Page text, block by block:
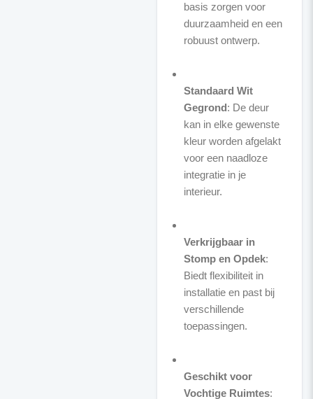
basis zorgen voor
duurzaamheid en een
robuust ontwerp.
Standaard Wit
Gegrond: De deur
kan in elke gewenste
kleur worden afgelakt
voor een naadloze
integratie in je
interieur.
Verkrijgbaar in
Stomp en Opdek:
Biedt flexibiliteit in
installatie en past bij
verschillende
toepassingen.
Geschikt voor
Vochtige Ruimtes: